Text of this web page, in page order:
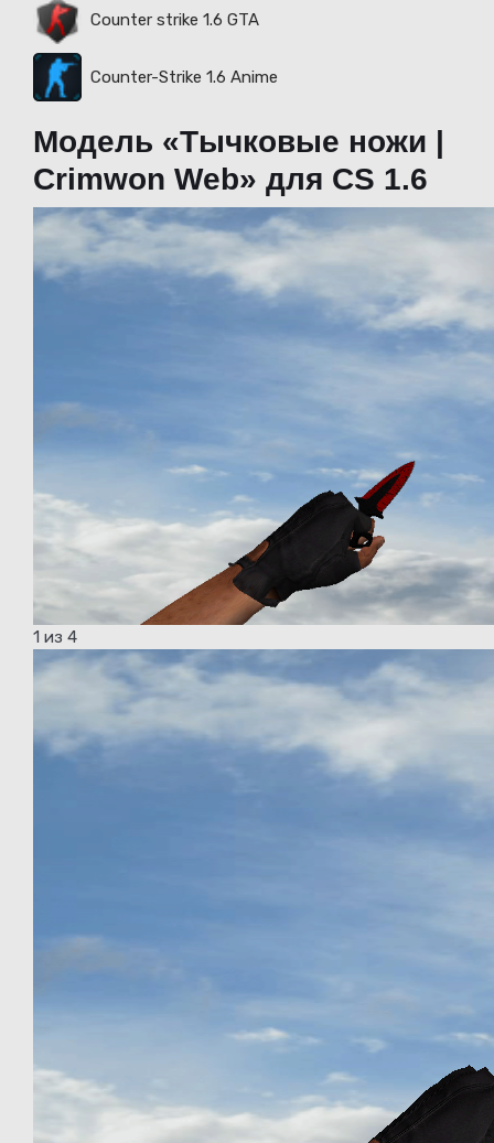
Counter strike 1.6 GTA
Counter-Strike 1.6 Anime
Модель «Тычковые ножи |
Crimwon Web» для CS 1.6
1 из 4